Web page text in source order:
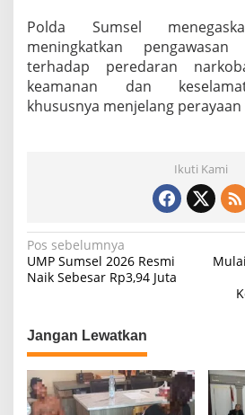
Polda Sumsel
meningkatkan
terhadap peredaran
keamanan dan
khususnya menjelang
Ikuti Kami
N
a
i
g
a
s
Pos sebelumnya
UMP Sumsel 2026 Resmi
Naik Sebesar Rp3,94 Juta
Jangan Lewatkan